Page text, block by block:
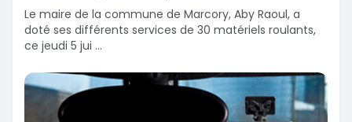
Le maire de la commune de Marcory, Aby Raoul, a
doté ses différents services de 30 matériels roulants,
ce jeudi 5 jui ...